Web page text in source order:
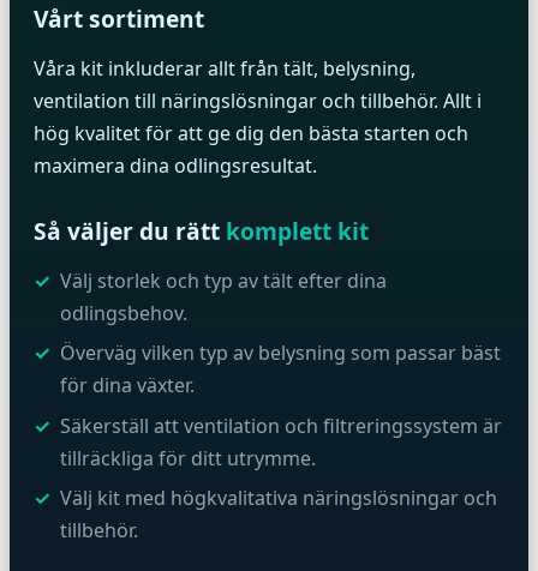
Vårt sortiment
Våra kit inkluderar allt från tält, belysning,
ventilation till näringslösningar och tillbehör. Allt i
hög kvalitet för att ge dig den bästa starten och
maximera dina odlingsresultat.
Så väljer du rätt komplett kit
Välj storlek och typ av tält efter dina
odlingsbehov.
Överväg vilken typ av belysning som passar bäst
för dina växter.
Säkerställ att ventilation och filtreringssystem är
tillräckliga för ditt utrymme.
Välj kit med högkvalitativa näringslösningar och
tillbehör.